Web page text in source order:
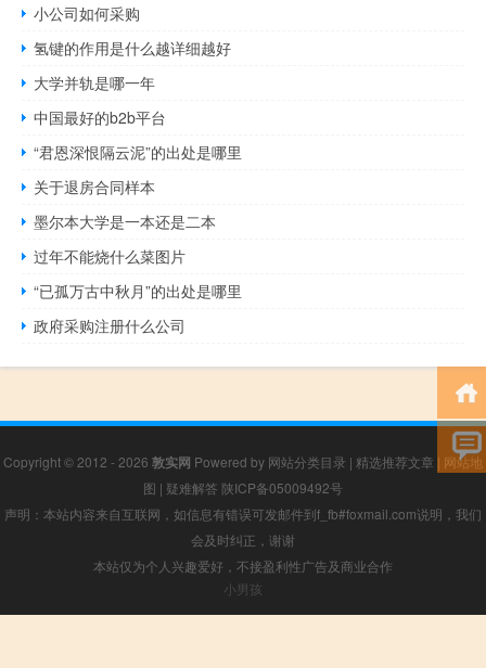
小公司如何采购
氢键的作用是什么越详细越好
大学并轨是哪一年
中国最好的b2b平台
“君恩深恨隔云泥”的出处是哪里
关于退房合同样本
墨尔本大学是一本还是二本
过年不能烧什么菜图片
“已孤万古中秋月”的出处是哪里
政府采购注册什么公司
Copyright © 2012 - 2026 敦实网 Powered by 网站分类目录 | 精选推荐文章 | 网站地
图 | 疑难解答 陕ICP备05009492号
声明：本站内容来自互联网，如信息有错误可发邮件到f_fb#foxmail.com说明，我们
会及时纠正，谢谢
本站仅为个人兴趣爱好，不接盈利性广告及商业合作
小男孩